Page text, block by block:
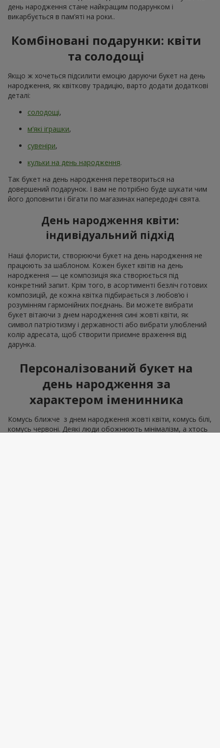
день народження стане найкращим подарунком і
викарбується в пам’яті на роки..
Комбіновані подарунки: квіти
та солодощі
Якщо ж хочеться підсилити емоцію даруючи букет на день
народження, як квіткову традицію, варто додати додаткові
деталі:
солодощі,
м’які іграшки,
сувеніри,
кульки на день народження.
Так букет на день народження перетвориться на
довершений подарунок. І вам не потрібно буде шукати чим
його доповнити і бігати по магазинах напередодні свята.
День народження квіти:
індивідуальний підхід
Наші флористи, створюючи букет на день народження не
працюють за шаблоном. Кожен букет квітів на день
народження — це композиція яка створюється під
конкретний запит. Крім того, в асортименті безліч готових
композицій, де кожна квітка підбирається з любов’ю і
розумінням гармонійних поєднань. Ви можете вибрати
букет вітаючи з днем народження сині жовті квіти, як
символ патріотизму і державності або вибрати улюблений
колір адресата, щоб створити приємне враження від
дарунка.
Персоналізований букет на
день народження за
характером іменинника
Комусь ближче з днем народження жовті квіти, комусь білі,
комусь червоні. Деякі люди обожнюють мінімалізм, а хтось